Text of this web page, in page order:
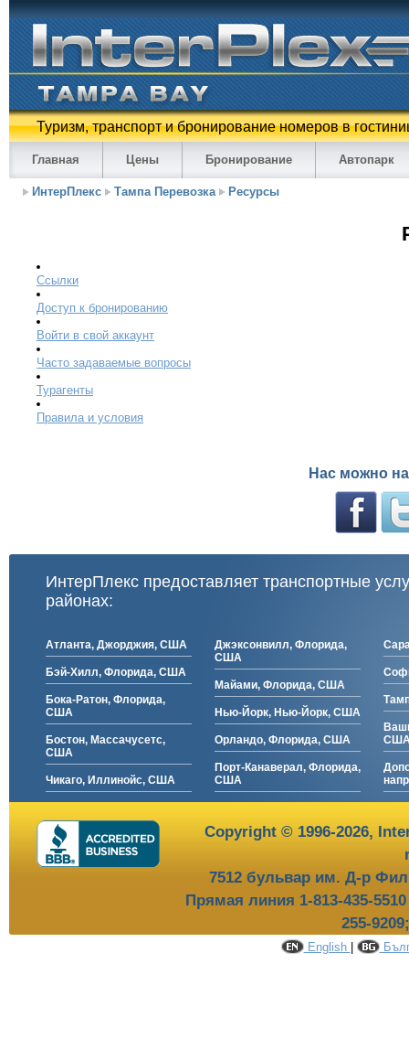
Туризм, транспорт и бронирование номеров в
Главная Цены Бронирование Автопарк
ИнтерПлекс Тампа Перевозка Ресурсы
Ссылки
Доступ к бронированию
Войти в свой аккаунт
Часто задаваемые вопросы
Турагенты
Правила и условия
Нас можно
ИнтерПлекс предоставляет транспортные
районах:
Атланта, Джорджия, США
Бэй-Хилл, Флорида, США
Бока-Ратон, Флорида,
США
Бостон, Массачусетс,
США
Чикаго, Иллинойс, США
Джэксонвилл, Флорида,
США
Майами, Флорида, США
Нью-Йорк, Нью-Йорк, США
Орландо, Флорида, США
Порт-Канаверал, Флорида,
США
Copyright © 1996-2026,
7512 бульвар им. Д-р
Прямая линия 1-813-435-
255-9209
English